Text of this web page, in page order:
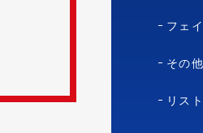
フェ
その
リス